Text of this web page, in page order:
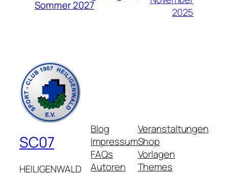
Sommer 2027
2025
SC07
HEILIGENWALD
Blog
Impressum
FAQs
Autoren
Veranstaltungen
Shop
Vorlagen
Themes